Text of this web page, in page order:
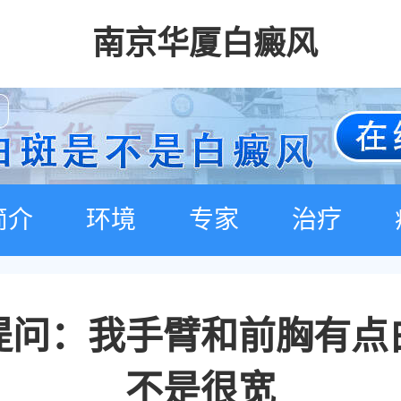
南京华厦白癜风
介 环境 专家 治疗
问：我手臂和前胸有点
不是很宽